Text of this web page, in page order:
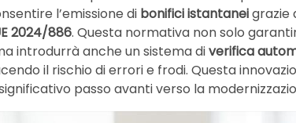
l’emissione di bonifici istantaneigrazie
2024/886. Questa normativa non solo
introdurrà anche un sistema diverifica
il rischio di errori e frodi. Questa
passo avanti verso la